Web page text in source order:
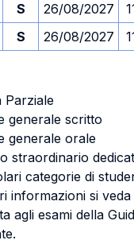
S 26/08/2027
S 26/08/2027
Parziale
generale scritto
generale orale
straordinario
categorie di
informazioni si
agli esami della